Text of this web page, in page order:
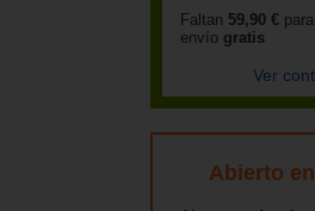
Faltan 59,90 €
envío gratis
Ver
Abierto